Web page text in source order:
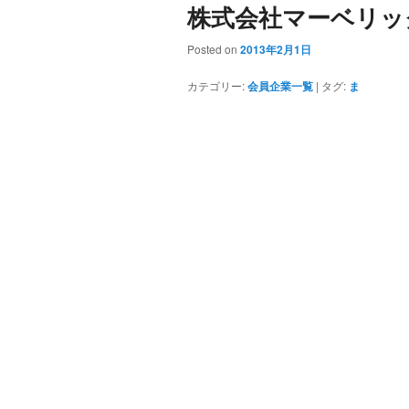
株式会社マーベリ
Posted on 2013年2月1日
カテゴリー: 会員企業一覧 | タグ: ま